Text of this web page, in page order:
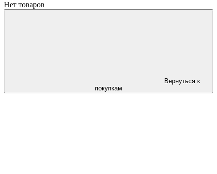
Нет товаров
Вернуться к
покупкам